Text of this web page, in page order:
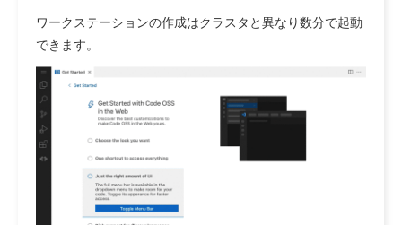
ワークステーションの作成はクラスタと異なり数分で起動
できます。